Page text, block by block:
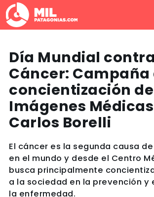
Día Mundial
Cáncer: Campaña
concientización de
Imágenes
Carlos Borelli
El cáncer es la segunda causa
en el mundo y desde el Centro
busca principalmente
a la sociedad en la prevención y
la enfermedad.